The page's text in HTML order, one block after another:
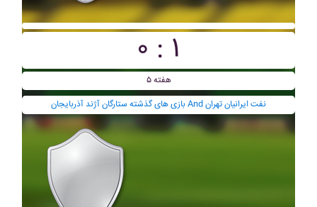
۰ : ۱
هفته ۵
بازی های گذشته ستارگان آژند آذربايجان And نفت ايرانيان تهران